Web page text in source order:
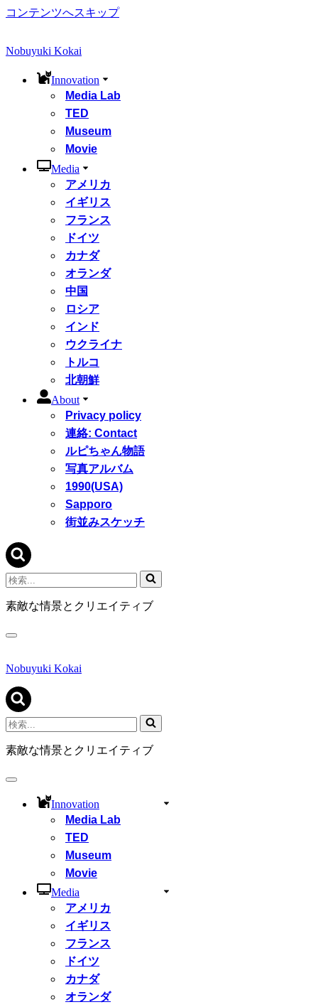
コンテンツへスキップ
Nobuyuki Kokai
Innovation
Media Lab
TED
Museum
Movie
Media
アメリカ
イギリス
フランス
ドイツ
カナダ
オランダ
中国
ロシア
インド
ウクライナ
トルコ
北朝鮮
About
Privacy policy
連絡: Contact
ルピちゃん物語
写真アルバム
1990(USA)
Sapporo
街並みスケッチ
検
索...
素敵な情景とクリエイティブ
ナ
ゲ
シ
ョ
ン
メ
ニ
ュ
Nobuyuki Kokai
検
索...
素敵な情景とクリエイティブ
ナ
Innovation
Media Lab
TED
Museum
Movie
Media
アメリカ
イギリス
フランス
ドイツ
カナダ
オランダ